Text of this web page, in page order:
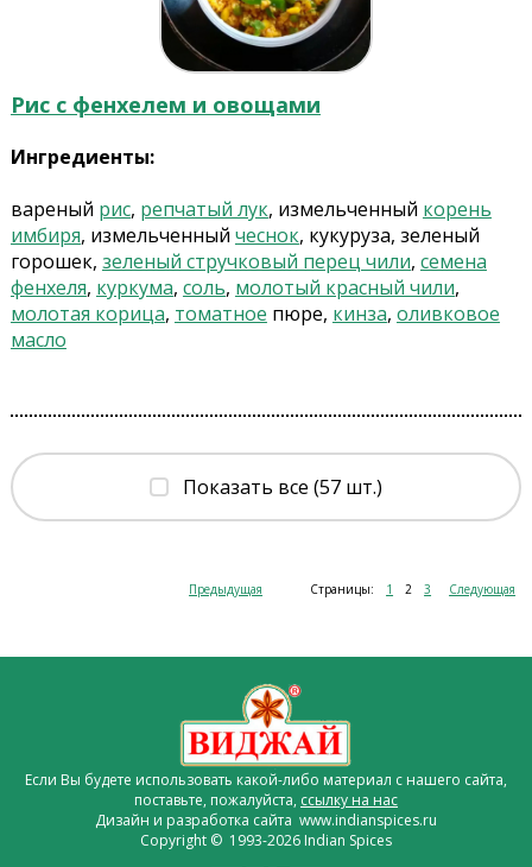
Рис с фенхелем и овощами
Ингредиенты:
вареный рис, репчатый лук, измельченный корень
имбиря, измельченный чеснок, кукуруза, зеленый
горошек, зеленый стручковый перец чили, семена
фенхеля, куркума, соль, молотый красный чили,
молотая корица, томатное пюре, кинза, оливковое
масло
Показать все (57 шт.)
Предыдущая Страницы: 1 2 3 Следующая
Если Вы будете использовать какой-либо материал с нашего сайта,
поставьте, пожалуйста, ссылку на нас
Дизайн и разработка сайта www.indianspices.ru
Copyright © 1993-2026 Indian Spices